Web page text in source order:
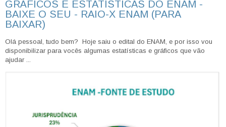
GRÁFICOS E ESTATÍSTICAS DO ENAM -
BAIXE O SEU - RAIO-X ENAM (PARA
BAIXAR)
Olá pessoal, tudo bem? Hoje saiu o edital do ENAM, e por isso vou
disponibilizar para vocês algumas estatísticas e gráficos que vão
ajudar ...